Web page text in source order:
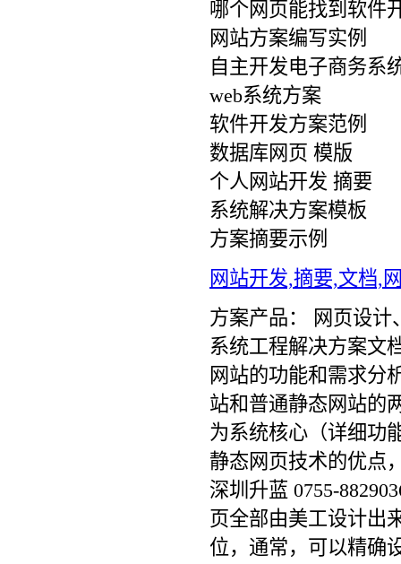
哪个网页能找到软件
网站方案编写实例
自主开发电子商务系
web系统方案
软件开发方案范例
数据库网页 模版
个人网站开发 摘要
系统解决方案模板
方案摘要示例
网站开发,摘要,文档,
方案产品： 网页设计
系统工程解决方案文
网站的功能和需求分
站和普通静态网站的
为系统核心（详细功
静态网页技术的优点
深圳升蓝 0755-
页全部由美工设计出
位，通常，可以精确